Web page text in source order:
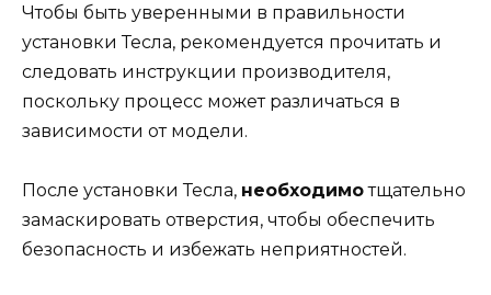
Чтобы быть уверенными в правильности
установки Тесла, рекомендуется прочитать и
следовать инструкции производителя,
поскольку процесс может различаться в
зависимости от модели.
После установки Тесла, необходимотщательно
замаскировать отверстия, чтобы обеспечить
безопасность и избежать неприятностей.